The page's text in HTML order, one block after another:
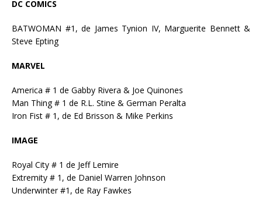
DC COMICS
BATWOMAN #1, de James Tynion IV, Marguerite Bennett &
Steve Epting
MARVEL
America # 1 de Gabby Rivera & Joe Quinones
Man Thing # 1 de R.L. Stine & German Peralta
Iron Fist # 1, de Ed Brisson & Mike Perkins
IMAGE
Royal City # 1 de Jeff Lemire
Extremity # 1, de Daniel Warren Johnson
Underwinter #1, de Ray Fawkes